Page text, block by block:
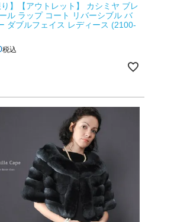
り】【アウトレット】 カシミヤ ブレ
ル ラップ コート リバーシブル バ
ダブルフェイス レディース (2100-
税込